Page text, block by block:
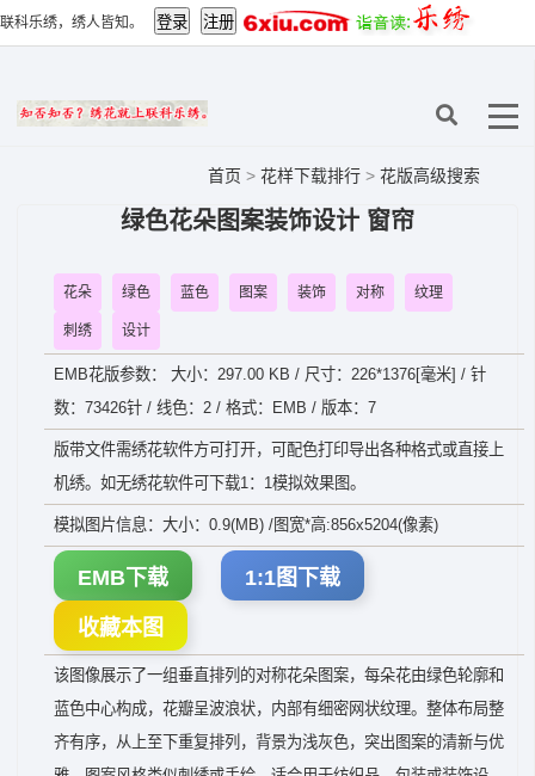
联科乐绣，绣人皆知。
首页 > 花样下载排行 > 花版高级搜索
绿色花朵图案装饰设计 窗帘
花朵 绿色 蓝色 图案 装饰 对称 纹理
刺绣 设计
EMB花版参数： 大小：297.00 KB / 尺寸：226*1376[毫米] / 针
数：73426针 / 线色：2 / 格式：EMB / 版本：7
版带文件需绣花软件方可打开，可配色打印导出各种格式或直接上
机绣。如无绣花软件可下载1：1模拟效果图。
模拟图片信息：大小：0.9(MB) /图宽*高:856x5204(像素)
EMB下载 1:1图下载
收藏本图
该图像展示了一组垂直排列的对称花朵图案，每朵花由绿色轮廓和
蓝色中心构成，花瓣呈波浪状，内部有细密网状纹理。整体布局整
齐有序，从上至下重复排列，背景为浅灰色，突出图案的清新与优